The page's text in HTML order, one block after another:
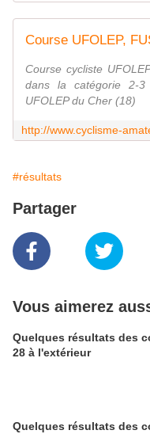
Course cycliste
dans la catégorie 2-
UFOLEP du Cher (18)
#résultats
Partager
Vous aimerez
Quelques résultats des
28 à l'extérieur
Quelques résultats des